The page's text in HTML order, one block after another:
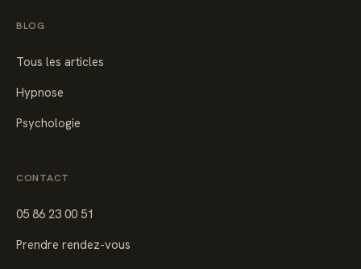
BLOG
Tous les articles
Hypnose
Psychologie
CONTACT
05 86 23 00 51
Prendre rendez-vous